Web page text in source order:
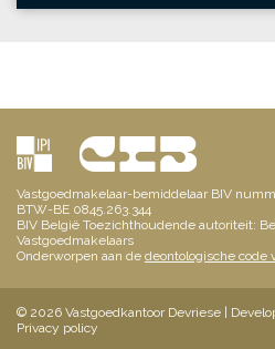
Vastgoedmakelaar-bemiddelaar BIV
BTW-BE 0845.263.344
BIV België Toezichthoudende autoriteit:
Vastgoedmakelaars
Onderworpen aan de deontologische code
© 2026 Vastgoedkantoor Devriese |
Privacy policy